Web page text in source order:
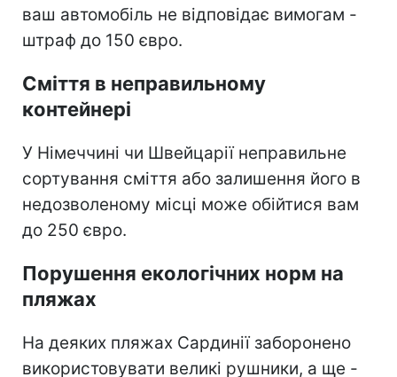
ваш автомобіль не відповідає вимогам -
штраф до 150 євро.
Сміття в неправильному
контейнері
У Німеччині чи Швейцарії неправильне
сортування сміття або залишення його в
недозволеному місці може обійтися вам
до 250 євро.
Порушення екологічних норм на
пляжах
На деяких пляжах Сардинії заборонено
використовувати великі рушники, а ще -